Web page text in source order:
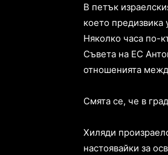
В петък
което
Няколко часа по-
Съвета на ЕС
отношенията
Смята се, че в
Хиляди
настоявайки за